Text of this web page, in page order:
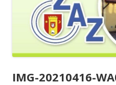
IMG-20210416-